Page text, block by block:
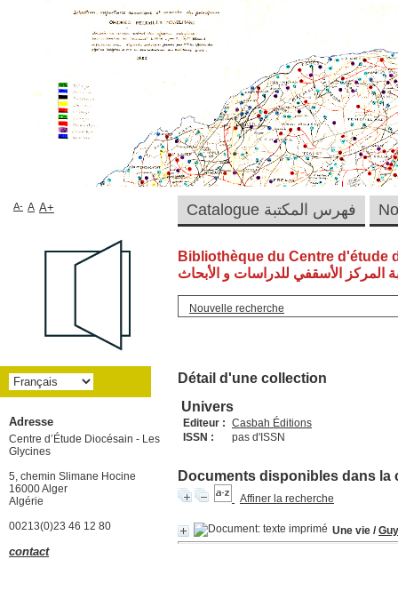
Bibliothèque du Centre d'étude
المركز الأسقفي للدراسات و الأبحاث
Nouvelle recherche
Détail d'une collection
Univers
Editeur : Casbah Éditions
ISSN :
pas d'ISSN
Documents disponibles dans la
Affiner la recherche
Une vie /
Catalogue فهرس المكتبة A- A A+
Adresse
Centre d’Étude Diocésain - Les
Glycines
5, chemin Slimane Hocine
16000 Alger
Algérie
00213(0)23 46 12 80
contact